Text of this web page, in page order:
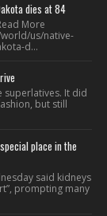
dies at 84
More
us/native-
d...
superlatives. It did
but still
place in the
said kidneys
prompting many